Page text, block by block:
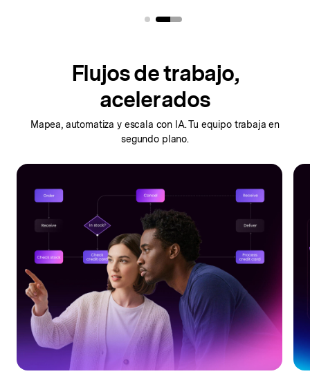
Flujos de trabajo,
acelerados
Mapea, automatiza y escala con IA.Tu equipo trabaja en
segundo plano.